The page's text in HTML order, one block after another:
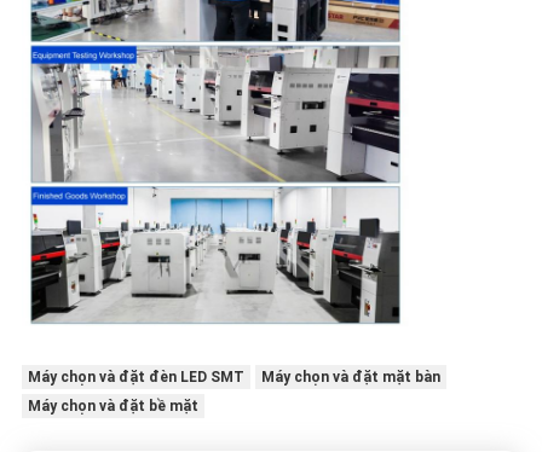
Máy chọn và đặt đèn LED SMT
Máy chọn và đặt mặt bàn
Máy chọn và đặt bề mặt